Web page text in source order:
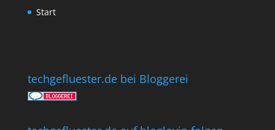
Start
techgefluester.de bei Bloggerei